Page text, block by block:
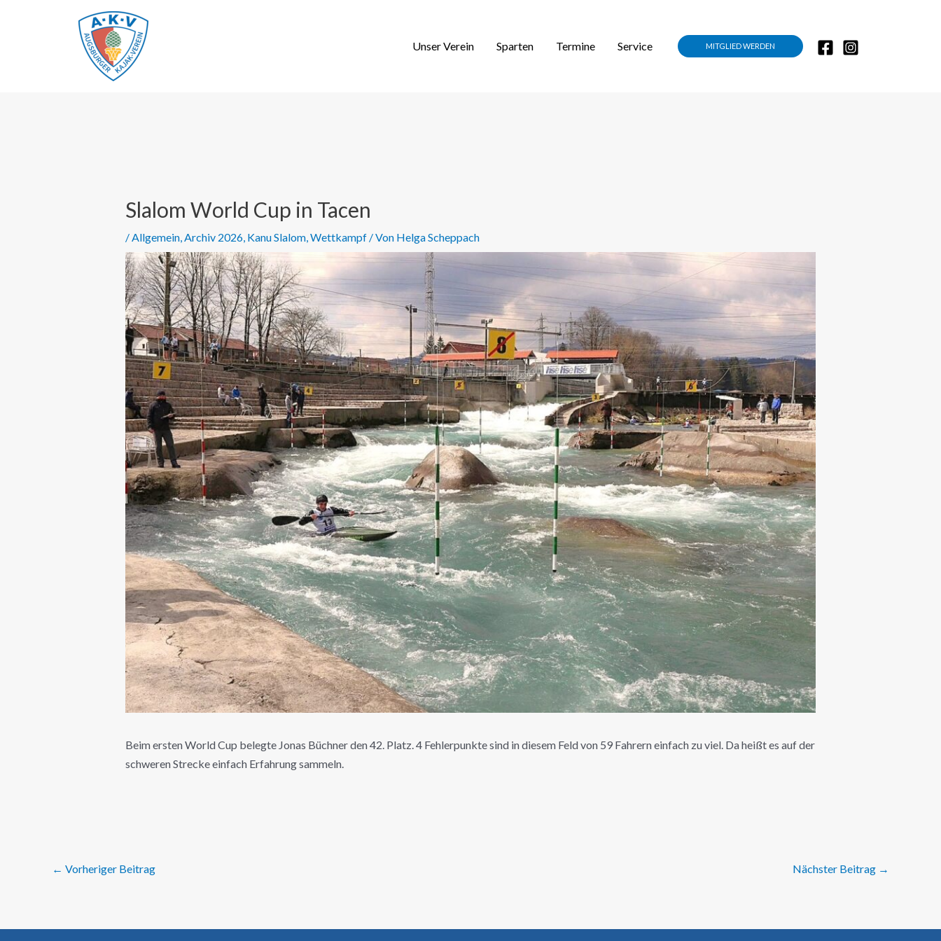
Unser Verein Sparten Termine Service MITGLIED WERDEN
Slalom World Cup in Tacen
/Allgemein,Archiv 2026, Kanu Slalom,Wettkampf/ Von Helga Scheppach
Beim ersten World Cup belegte Jonas Büchner den 42. Platz. 4 Fehlerpunkte sind in diesem Feld von 59 Fahrern einfach zu viel. Da heißt es auf der
schweren Strecke einfach Erfahrung sammeln.
← Vorheriger Beitrag Nächster Beitrag →